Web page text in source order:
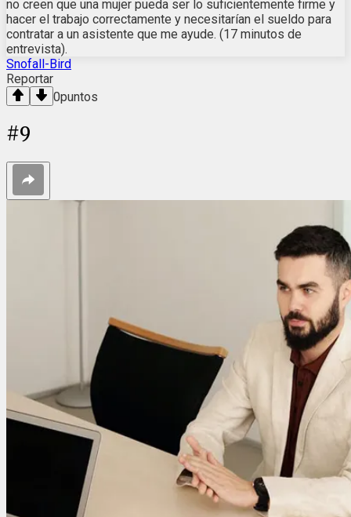
no creen que una mujer pueda ser lo suficientemente firme y
hacer el trabajo correctamente y necesitarían el sueldo para
contratar a un asistente que me ayude. (17 minutos de
entrevista).
Snofall-Bird
Reportar
0puntos
#9